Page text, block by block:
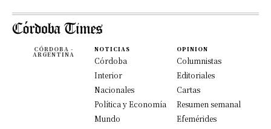
CÓRDOBA -
ARGENTINA
NOTICIAS
Córdoba
Interior
Nacionales
Política y Economía
Mundo
OPINION
Columnistas
Editoriales
Cartas
Resumen semanal
Efemérides